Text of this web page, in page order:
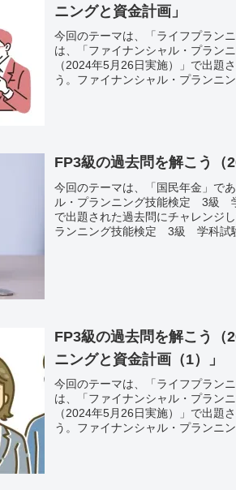
ニングと資金計画」
今回のテーマは、「ライフプラン
は、「ファイナンシャル・プラ
（2024年5月26日実施）」で出題
う。ファイナンシャル・プラン
FP3級の過去問を解こう（
今回のテーマは、「国民年金」で
ル・プランニング技能検定 3級
で出題された過去問にチャレンジ
ランニング技能検定 3級 学科試
FP3級の過去問を解こう（
ニングと資金計画（1）」
今回のテーマは、「ライフプラン
は、「ファイナンシャル・プラ
（2024年5月26日実施）」で出題
う。ファイナンシャル・プラン